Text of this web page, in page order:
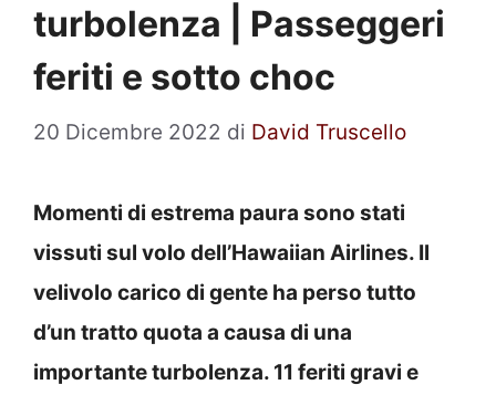
turbolenza | Passeggeri
feriti e sotto choc
20 Dicembre 2022 di David Truscello
Momenti di estrema paura sono stati
vissuti sul volo dell’Hawaiian Airlines. Il
velivolo carico di gente ha perso tutto
d’un tratto quota a causa di una
importante turbolenza. 11 feriti gravi e